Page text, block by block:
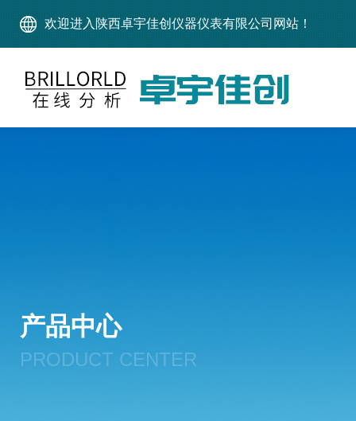
欢迎进入陕西卓宇佳创仪器仪表有限公司网站！
产品中心
PRODUCT CENTER